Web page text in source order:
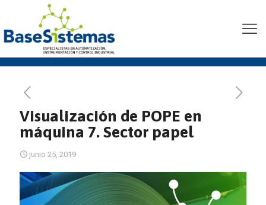
Visualización de POPE en
máquina 7. Sector papel
Visualización de POPE en
máquina 7. Sector papel
junio 25, 2019